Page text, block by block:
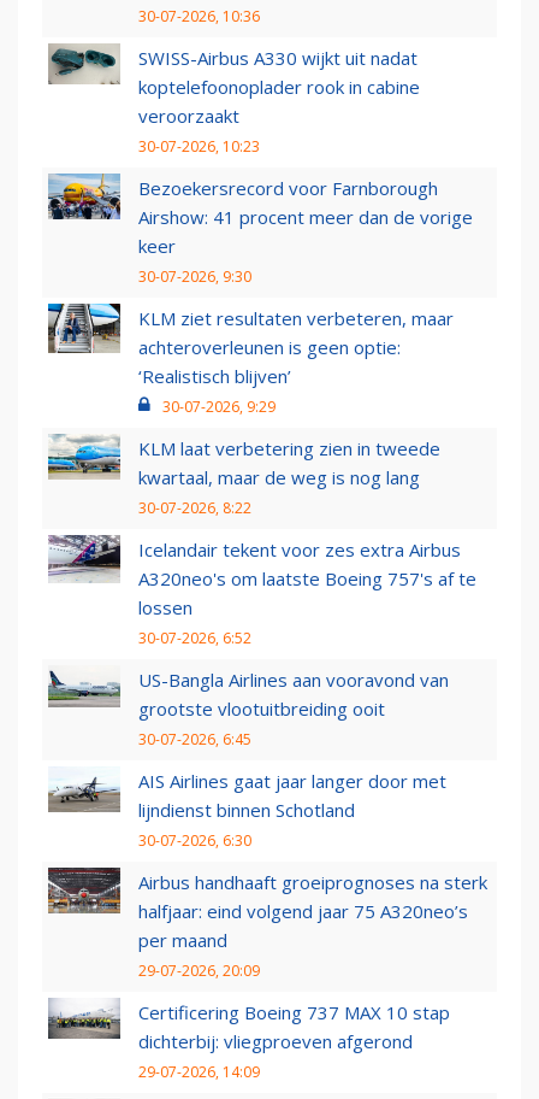
30-07-2026, 10:36
SWISS-Airbus A330 wijkt uit nadat
koptelefoonoplader rook in cabine
veroorzaakt
30-07-2026, 10:23
Bezoekersrecord voor Farnborough
Airshow: 41 procent meer dan de vorige
keer
30-07-2026, 9:30
KLM ziet resultaten verbeteren, maar
achteroverleunen is geen optie:
‘Realistisch blijven’
30-07-2026, 9:29
KLM laat verbetering zien in tweede
kwartaal, maar de weg is nog lang
30-07-2026, 8:22
Icelandair tekent voor zes extra Airbus
A320neo's om laatste Boeing 757's af te
lossen
30-07-2026, 6:52
US-Bangla Airlines aan vooravond van
grootste vlootuitbreiding ooit
30-07-2026, 6:45
AIS Airlines gaat jaar langer door met
lijndienst binnen Schotland
30-07-2026, 6:30
Airbus handhaaft groeiprognoses na sterk
halfjaar: eind volgend jaar 75 A320neo’s
per maand
29-07-2026, 20:09
Certificering Boeing 737 MAX 10 stap
dichterbij: vliegproeven afgerond
29-07-2026, 14:09